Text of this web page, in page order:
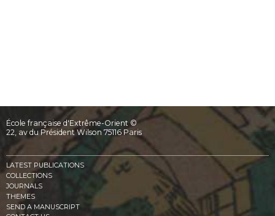
École française d'Extrême-Orient ©
22, av du Président Wilson 75116 Paris
LATEST PUBLICATIONS
COLLECTIONS
JOURNALS
THEMES
SEND A MANUSCRIPT